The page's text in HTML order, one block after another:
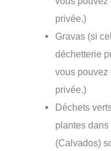
privée.)
Gravas (si
déchetterie
vous pouvez
privée.)
Déchets
plantes
(Calvados)